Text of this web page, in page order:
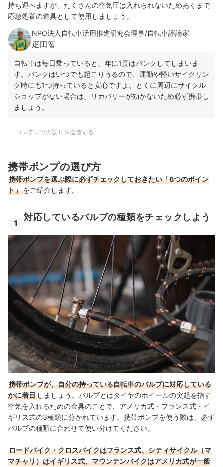
持ち運べますが、たくさんの空気圧は入れられないためあくまで
応急処置の道具として使用しましょう。
NPO法人自転車活用推進研究会理事/自転車評論家
疋田智
自転車は毎日乗っていると、年に1度はパンクしてしまいま
す。パンクはいつでも起こりうるので、運動や軽いサイクリン
グ時にも1つ持っていると安心ですよ。とくに周辺にサイクル
ショップがない場合は、リカバリーが効かないため必ず携帯し
ましょう。
コンテンツの誤りを送信する
携帯ポンプの選び方
携帯ポンプを選ぶ際に必ずチェックしておきたい「6つのポイン
ト」をご紹介します。
1
対応しているバルブの種類をチェックしよう
携帯ポンプが、自分の持っている自転車のバルブに対応している
かに着目 しましょう。バルブとはタイヤのホイールの突起を指す
空気を入れるための金具のことで、アメリカ式・フランス式・イ
ギリス式の3種類に分かれています。携帯ポンプを使う際は、必ず
バルブの種類に合わせて使い分けてください。
ロードバイク・クロスバイクはフランス式、シティサイクル（マ
マチャリ）はイギリス式、マウンテンバイクはアメリカ式が一般